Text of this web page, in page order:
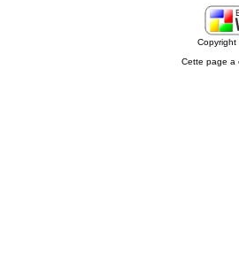
Cette page a